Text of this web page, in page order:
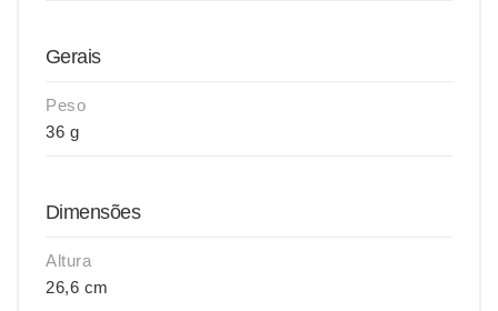
Gerais
Peso
36 g
Dimensões
Altura
26,6 cm